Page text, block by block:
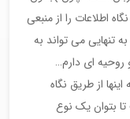
اطلاعات را از منبعی
تنهایی می تواند به
ای دارم…
از طریق نگاه
بتوان یک نوع